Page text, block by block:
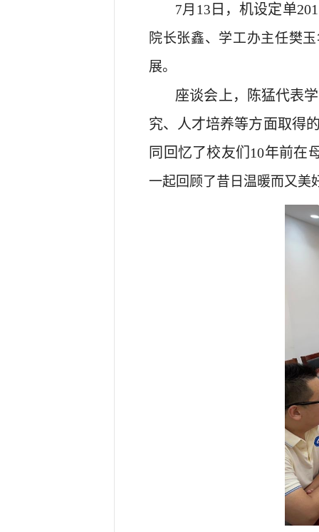
7月 13 日，机设定单
院长张鑫、学工办主任樊
展。
座谈会上，陈猛代表
究、人才培养等方面取得
同回忆了校友们 10年前在
一起回顾了昔日温暖而又美